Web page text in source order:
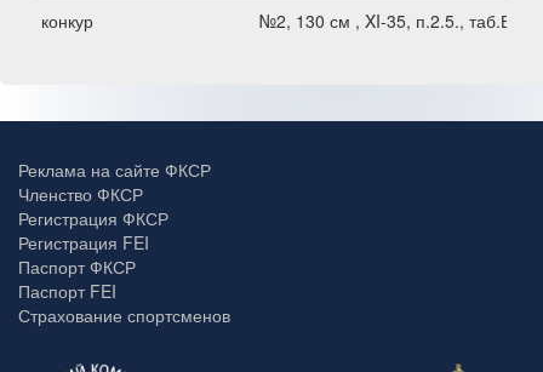
конкур
№2, 130 см , XI-35, п.2.5., таб.В1
Реклама на сайте ФКСР
Членство ФКСР
Регистрация ФКСР
Регистрация FEI
Паспорт ФКСР
Паспорт FEI
Страхование спортсменов